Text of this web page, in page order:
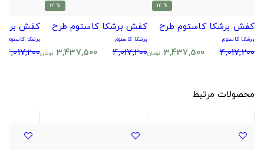
% 14
کفش برشکا کاستوم طرح
برشکا کاستوم
4,017,200
3,437,500 تومان
% 14
کفش برشکا کاستوم طرح
برشکا کاستوم
4,017,200
3,437,500 تومان
کفش
برشکا کاستوم
4,017,200
محصولات مرتبط